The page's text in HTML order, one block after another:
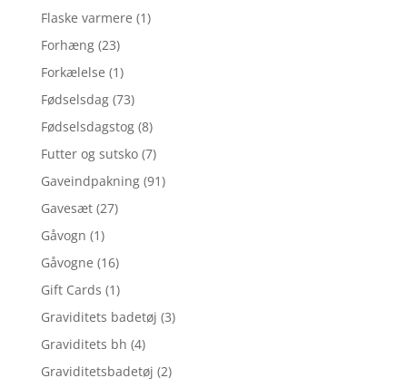
Flaske varmere (1)
Forhæng (23)
Forkælelse (1)
Fødselsdag (73)
Fødselsdagstog (8)
Futter og sutsko (7)
Gaveindpakning (91)
Gavesæt (27)
Gåvogn (1)
Gåvogne (16)
Gift Cards (1)
Graviditets badetøj (3)
Graviditets bh (4)
Graviditetsbadetøj (2)